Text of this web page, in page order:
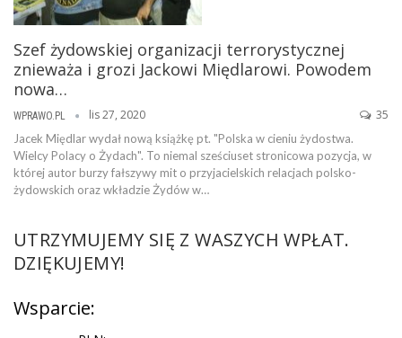
Szef żydowskiej organizacji terrorystycznej
znieważa i grozi Jackowi Międlarowi. Powodem
nowa…
WPRAWO.PL lis 27, 2020 35
Jacek Międlar wydał nową książkę pt. "Polska w cieniu żydostwa.
Wielcy Polacy o Żydach". To niemal sześciuset stronicowa pozycja, w
której autor burzy fałszywy mit o przyjacielskich relacjach polsko-
żydowskich oraz wkładzie Żydów w…
UTRZYMUJEMY SIĘ Z WASZYCH WPŁAT.
DZIĘKUJEMY!
Wsparcie: